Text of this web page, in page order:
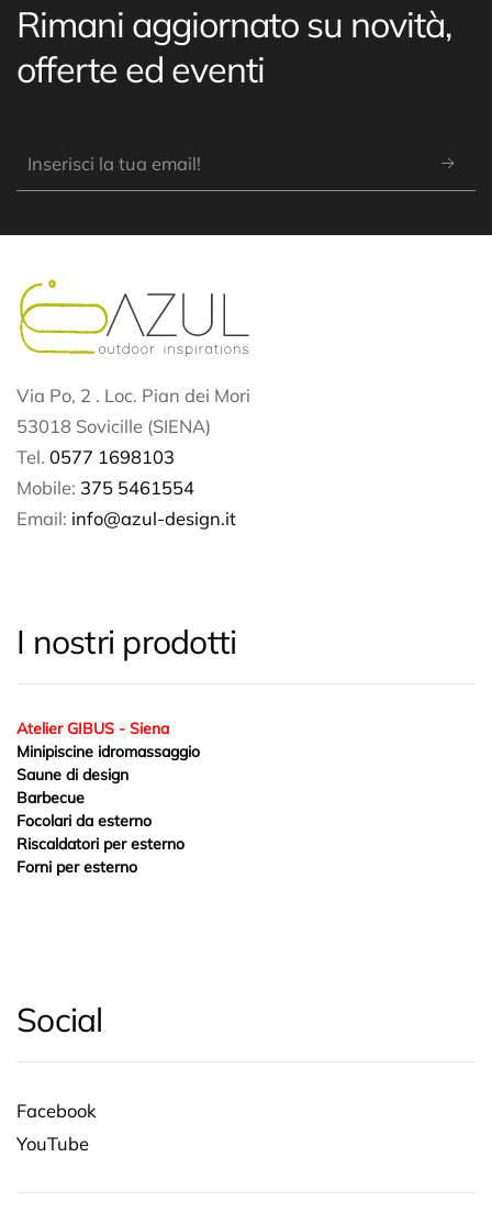
Rimani aggiornato su novità,
offerte ed eventi
Via Po, 2 . Loc. Pian dei Mori
53018 Sovicille (SIENA)
Tel. 0577 1698103
Mobile: 375 5461554
Email: info@azul-design.it
I nostri prodotti
Atelier GIBUS - Siena
Minipiscine idromassaggio
Saune di design
Barbecue
Focolari da esterno
Riscaldatori per esterno
Forni per esterno
Social
Facebook
YouTube